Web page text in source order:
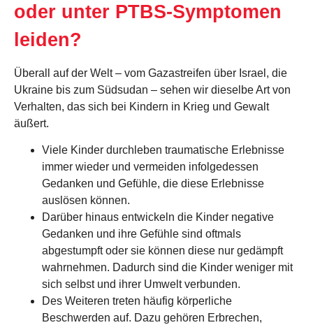
oder unter PTBS-Symptomen
leiden?
Überall auf der Welt – vom Gazastreifen über Israel, die
Ukraine bis zum Südsudan – sehen wir dieselbe Art von
Verhalten, das sich bei Kindern in Krieg und Gewalt
äußert.
Viele Kinder durchleben traumatische Erlebnisse
immer wieder und vermeiden infolgedessen
Gedanken und Gefühle, die diese Erlebnisse
auslösen können.
Darüber hinaus entwickeln die Kinder negative
Gedanken und ihre Gefühle sind oftmals
abgestumpft oder sie können diese nur gedämpft
wahrnehmen. Dadurch sind die Kinder weniger mit
sich selbst und ihrer Umwelt verbunden.
Des Weiteren treten häufig körperliche
Beschwerden auf. Dazu gehören Erbrechen,